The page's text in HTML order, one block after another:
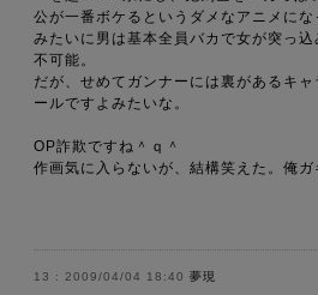
公が一番ボケるというダメなアニメに
みたいに男は基本全員バカで女が突っ
不可能。
だが、せめてガンナーには裏があるキ
ールですよみたいな。
OP詐欺ですね＾ｑ＾
作画気に入らないが、結構笑えた。俺ガ
2009/04/04 18:40 夢現